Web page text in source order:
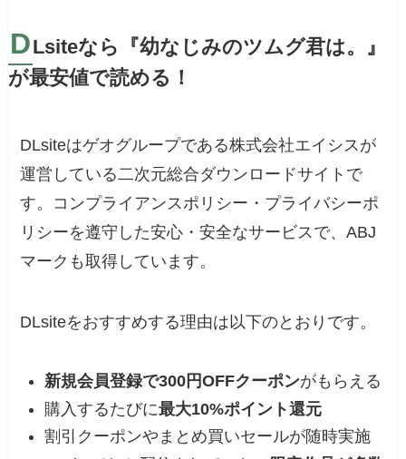
DLsiteなら『幼なじみのツムグ君は。』
が最安値で読める！
DLsiteはゲオグループである株式会社エイシスが
運営している二次元総合ダウンロードサイトで
す。コンプライアンスポリシー・プライバシーポ
リシーを遵守した安心・安全なサービスで、ABJ
マークも取得しています。
DLsiteをおすすめする理由は以下のとおりです。
新規会員登録で300円OFFクーポンがもらえる
購入するたびに最大10%ポイント還元
割引クーポンやまとめ買いセールが随時実施